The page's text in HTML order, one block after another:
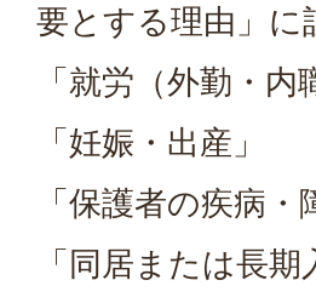
要とする理由」
「就労（外勤・内
「妊娠・出産」
「保護者の疾病・
「同居または長